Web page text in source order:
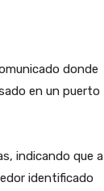
donde
en un puerto
indicando que a
identificado